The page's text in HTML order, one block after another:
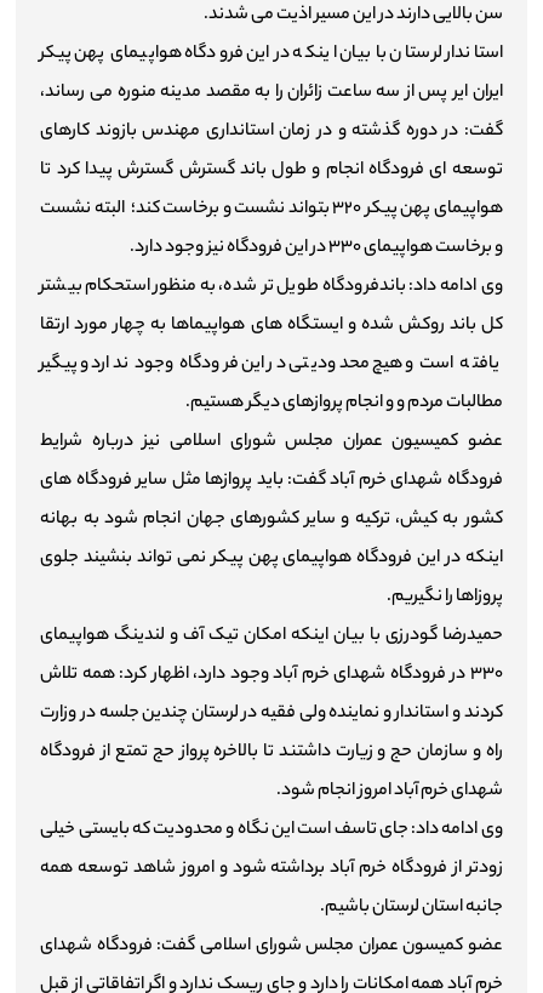
سن بالایی دارند در این مسیر اذیت می شدند.
استاندار لرستان با بیان اینکه در این فرودگاه هواپیمای پهن پیکر
ایران ایر پس از سه ساعت زائران را به مقصد مدینه منوره می رساند،
گفت: در دوره گذشته و در زمان استانداری مهندس بازوند کارهای
توسعه ای فرودگاه انجام و طول باند گسترش گسترش پیدا کرد تا
هواپیمای پهن پیکر ۳۲۰ بتواند نشست و برخاست کند؛ البته نشست
و برخاست هواپیمای ۳۳۰ در این فرودگاه نیز وجود دارد.
وی ادامه داد: باندفرودگاه طویل تر شده، به منظور استحکام بیشتر
کل باند روکش شده و ایستگاه های هواپیماها به چهار مورد ارتقا
یافته است و هیچ محدودیتی در این فرودگاه وجود ندارد و پیگیر
مطالبات مردم و و انجام پروازهای دیگر هستیم.
عضو کمیسیون عمران مجلس شورای اسلامی نیز درباره شرایط
فرودگاه شهدای خرم آباد گفت: باید پروازها مثل سایر فرودگاه های
کشور به کیش، ترکیه و سایر کشورهای جهان انجام شود به بهانه
اینکه در این فرودگاه هواپیمای پهن پیکر نمی تواند بنشیند جلوی
پروزاها را نگیریم.
حمیدرضا گودرزی با بیان اینکه امکان تیک آف و لندینگ هواپیمای
۳۳۰ در فرودگاه شهدای خرم آباد وجود دارد، اظهار کرد: همه تلاش
کردند و استاندار و نماینده ولی فقیه در لرستان چندین جلسه در وزارت
راه و سازمان حج و زیارت داشتند تا بالاخره پرواز حج تمتع از فرودگاه
شهدای خرم آباد امروز انجام شود.
وی ادامه داد: جای تاسف است این نگاه و محدودیت که بایستی خیلی
زودتر از فرودگاه خرم آباد برداشته شود و امروز شاهد توسعه همه
جانبه استان لرستان باشیم.
عضو کمیسون عمران مجلس شورای اسلامی گفت: فرودگاه شهدای
خرم آباد همه امکانات را دارد و جای ریسک ندارد و اگر اتفاقاتی از قبل